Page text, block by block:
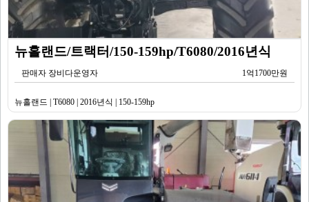
뉴홀랜드/트랙터/150-159hp/T6080/2016년식
판매자 장비다운영자 1억1700만원
뉴홀랜드 | T6080 | 2016년식 | 150-159hp